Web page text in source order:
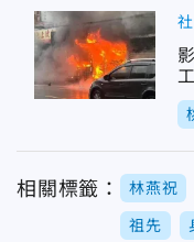
相關標籤： 林燕祝
祖先